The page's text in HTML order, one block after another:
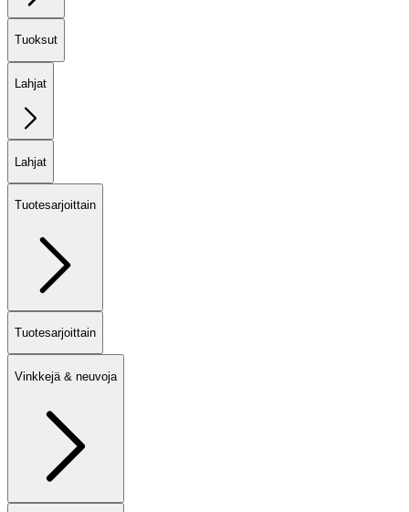
Tuoksut
Lahjat
Lahjat
Tuotesarjoittain
Tuotesarjoittain
Vinkkejä & neuvoja